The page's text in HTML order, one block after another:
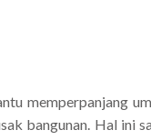
memperpanjang
bangunan. Hal ini